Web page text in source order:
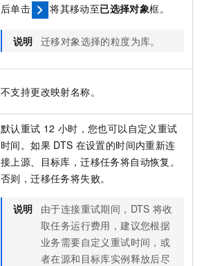
后单击
将其移动至已选择对象框。
说明 迁移对象选择的粒度为库。
不支持更改映射名称。
默认重试 12 小时，您也可以自定义重试
时间。如果 DTS 在设置的时间内重新连
接上源、目标库，迁移任务将自动恢复。
否则，迁移任务将失败。
说明 由于连接重试期间，DTS 将收
取任务运行费用，建议您根据
业务需要自定义重试时间，或
者在源和目标库实例释放后尽